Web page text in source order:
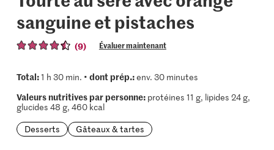
sanguine et pistaches
(9) Évaluer maintenant
Total:1 h 30 min. • dont prép.:env. 30 minutes
Valeurs nutritives par personne:protéines 11 g, lipides 24 g,
glucides 48 g, 460 kcal
Desserts
Gâteaux & tartes